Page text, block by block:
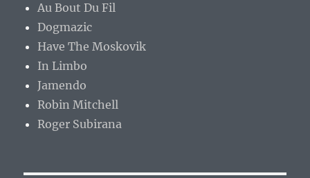
Au Bout Du Fil
Dogmazic
Have The Moskovik
In Limbo
Jamendo
Robin Mitchell
Roger Subirana